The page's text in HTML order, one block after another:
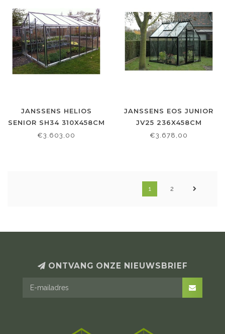
JANSSENS HELIOS
SENIOR SH34 310X458CM
€3.603,00
JANSSENS EOS JUNIOR
JV25 236X458CM
€3.678,00
1 2
ONTVANG ONZE NIEUWSBRIEF